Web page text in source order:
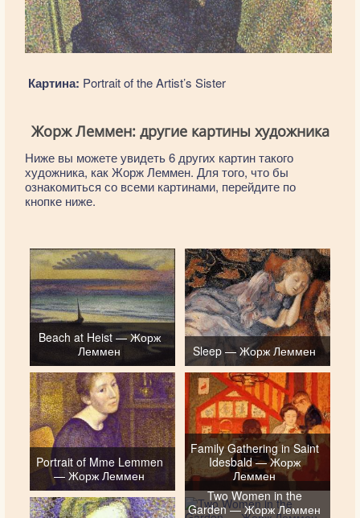
Картина: Portrait of the Artist’s Sister
Жорж Леммен: другие картины художника
Ниже вы можете увидеть 6 других картин такого
художника, как Жорж Леммен. Для того, что бы
ознакомиться со всеми картинами, перейдите по
кнопке ниже.
Beach at Heist — Жорж
Леммен
Sleep — Жорж Леммен
Portrait of Mme Lemmen
— Жорж Леммен
Family Gathering in Saint
Idesbald — Жорж
Леммен
Two Women in the
Garden — Жорж Леммен